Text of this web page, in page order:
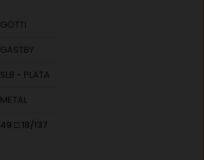
GÖTTI
GASTBY
SLB - PLATA
METAL
49 □ 18/137